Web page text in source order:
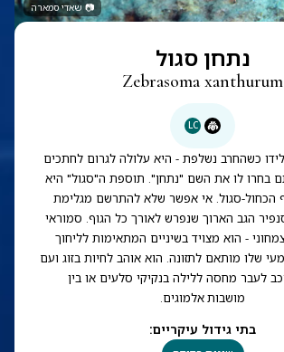
📷 שאדי סמארה
נתחן סגול
Zebrasoma xanthurum
LC
כשהחרב נשלפת - היא עלולה לגרום לחתכים
בחרו לו את השם "נתחן". תוספת ה"סגול" היא
הכחול-סגול. אי אפשר שלא להתרשם מגלימת
הגב הארוך שנפרש לאורך כל הגוף. סמוראי
- הוא מצויד בשיניים המתאימות לליחוך
שלו מותאם לתזונה. הוא אוהב לחיות בזוג ועם
לעבר מחסה ללילה בנקיקי סלעים או בין
מושבות אלמוגים.
בתי גידול עיקריים: